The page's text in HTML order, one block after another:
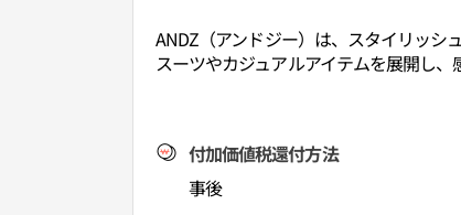
ANDZ（アンドジー）は、スタイリッシ
スーツやカジュアルアイテムを展開し、
付加価値税還付方法
事後